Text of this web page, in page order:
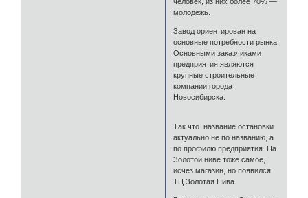
молодежь.
Завод ориентирован на
основные потребности рынка.
Основными заказчиками
предприятия являются
крупные строительные
компании города
Новосибирска.
Так что название остановки
актуально не по названию, а
по профилю предприятия. На
Золотой ниве тоже самое,
исчез магазин, но появился
ТЦ Золотая Нива.